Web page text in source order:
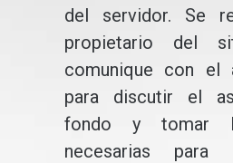
del servidor. Se
propietario del
comunique con el
para discutir el
fondo y tomar
necesarias para